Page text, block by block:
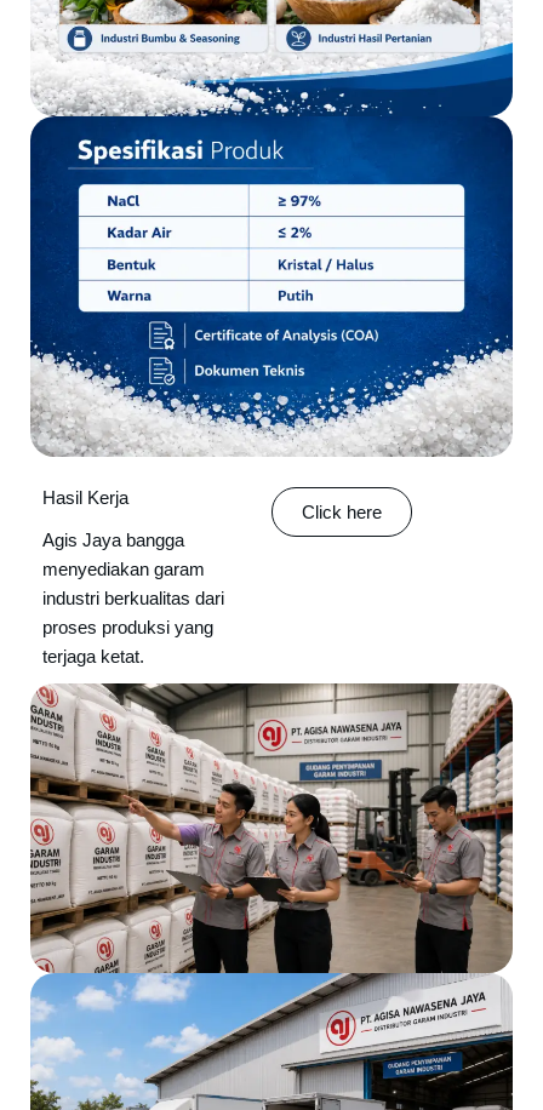
Hasil Kerja
Agis Jaya bangga
menyediakan garam
industri berkualitas dari
proses produksi yang
terjaga ketat.
Click here